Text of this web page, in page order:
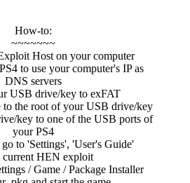
How-to:
~~~~~~~
Host on your computer
to use your computer's IP as
DNS servers
USB drive/key to exFAT
the root of your USB drive/key
key to one of the USB ports of
your PS4
to 'Settings', 'User's Guide'
current HEN exploit
/ Game / Package Installer